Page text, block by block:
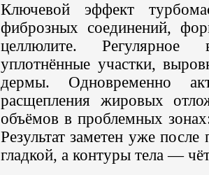
Ключевой эффект
фиброзных соединений,
целлюлите. Регулярное
уплотнённые участки,
дермы. Одновременно
расщепления жировых
объёмов в проблемных
Результат заметен уже
гладкой, а контуры тела —